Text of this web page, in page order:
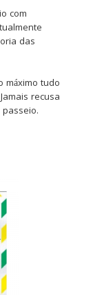
com
das
máximo tudo
recusa